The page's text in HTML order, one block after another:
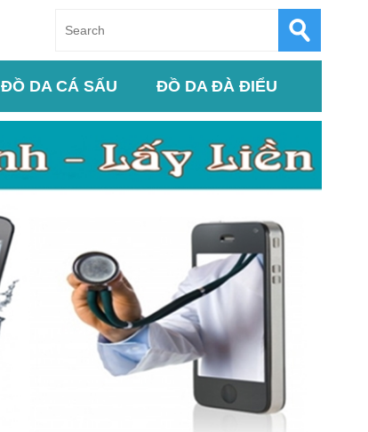
ĐỒ DA CÁ SẤU ĐỒ DA ĐÀ ĐIỂU